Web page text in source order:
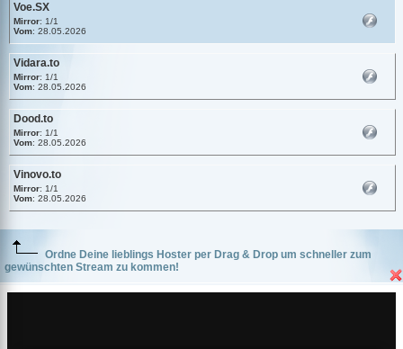
Voe.SX
Mirror: 1/1
Vom: 28.05.2026
Vidara.to
Mirror: 1/1
Vom: 28.05.2026
Dood.to
Mirror: 1/1
Vom: 28.05.2026
Vinovo.to
Mirror: 1/1
Vom: 28.05.2026
Ordne Deine lieblings Hoster per Drag & Drop um schneller zum
gewünschten Stream zu kommen!